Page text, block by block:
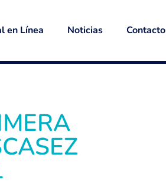
en Línea Noticias Contacto